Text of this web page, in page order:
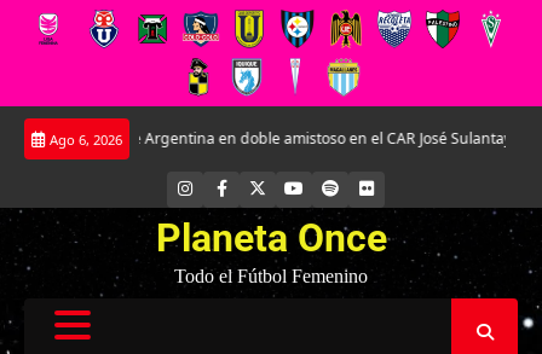
Saltar
Ago 6, 2026
ante Argentina en doble amistoso en el CAR José Sulantay.
INSTAGRAM
FACEBOOK YOUTUBE
SPOTIFYFLICKR
Planeta Once
Todo el Fútbol Femenino